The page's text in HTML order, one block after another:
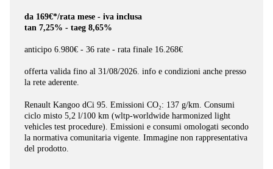
da 169€*/rata mese - iva inclusa
tan 7,25% - taeg 8,65%
anticipo 6.980€ - 36 rate - rata finale 16.268€
offerta valida fino al 31/08/2026. info e condizioni anche presso
la rete aderente.
Renault Kangoo dCi 95. Emissioni CO₂: 137 g/km. Consumi
ciclo misto 5,2 l/100 km (wltp-worldwide harmonized light
vehicles test procedure). Emissioni e consumi omologati secondo
la normativa comunitaria vigente. Immagine non rappresentativa
del prodotto.